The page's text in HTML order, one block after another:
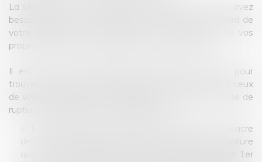
La séparation est une épreuve douloureuse où vous avez
besoin d’une écoute attentive et de conseils au regard de
votre situation, qui est unique, de vos craintes, de vos
propres besoins et des attentes de votre famille.
Il est de votre intérêt d’être conseillé et assisté pour
trouver la solution la plus adaptée à vos besoins et à ceux
de votre famille. Nous envisagerons ensemble le mode de
rupture le plus adapté à votre situation :
Le divorce par consentement mutuel qui consacre
des accords complets tant sur le principe de la rupture
que sur l’ensemble de ses conséquences. Depuis le 1er